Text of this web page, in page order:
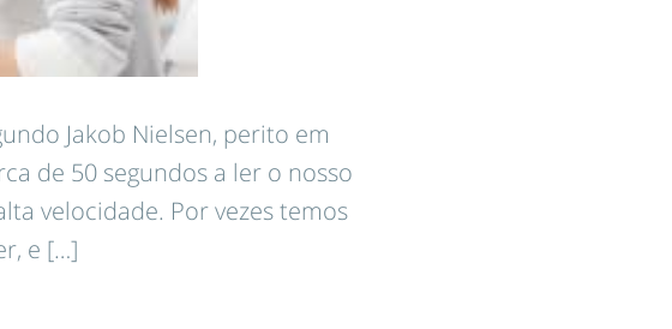
Jakob Nielsen, perito em
de 50 segundos a ler o nosso
velocidade. Por vezes temos
e […]